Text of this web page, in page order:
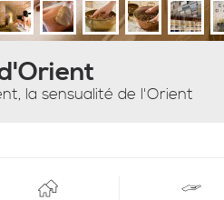
la sensualité de l'Orient